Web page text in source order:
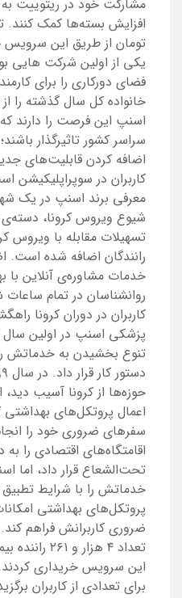
مشارکت خود در ریتوییت
تومان از طریق این
یکی از اولین شرکت هایی
فضای دورکاری را برای
خانواده کل سال گذشته را از
اسنپ این فرصت را دارند
سراسر کشور تاثیرگذار
اضافه کردن قابلیت‌های
کاربران در سوپراپلیکیشن
معرفی برند اسنپ در یک
شیوع ویروس کرونا،
تسهیلات مقابله با ویروس
رانندگان اضافه شده است.
خدمات مشاوره‌ی آنلاین با
روانشناسان در تمام ساعات
کاربران در دوران کرونا
پزشکی اسنپ در اولین سال
تنوع بخشیدن به خدماتش را
حوزه‌ها از کرونا آسیب
اعمال پروتکل‌های بهداشتی
سفرهای ضروری خود را
اقامتگاه‌های اقتصادی را
تحت‌الشعاع قرار داد، اما
خدماتش را با شرایط
پروتکل‌های بهداشتی
تعداد ۴
این سرویس خریداری
برای تعدادی از کاربران